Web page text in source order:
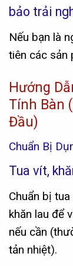
bảo trải
Nếu bạn là
tiên các sản
Hướng
Tính Bàn
Đầu)
Chuẩn Bị
Tua vít,
Chuẩn bị
khăn lau để
nếu cần
tản nhiệt).